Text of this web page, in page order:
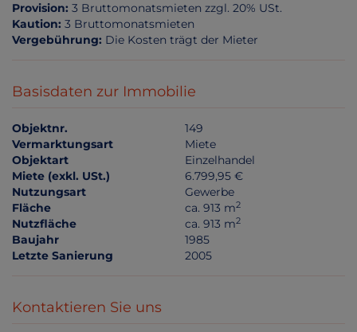
Provision: 3 Bruttomonatsmieten zzgl. 20% USt.
Kaution: 3 Bruttomonatsmieten
Vergebührung: Die Kosten trägt der Mieter
Basisdaten zur Immobilie
Objektnr.
149
Vermarktungsart
Miete
Objektart
Einzelhandel
Miete (exkl. USt.)
6.799,95 €
Nutzungsart
Gewerbe
Fläche
ca. 913 m2
Nutzfläche ca. 913 m2
Baujahr
1985
Letzte Sanierung
2005
Kontaktieren Sie uns